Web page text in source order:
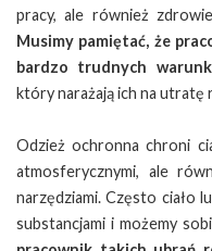
pracy, ale również
Musimy pamiętać, że
bardzo trudnych
który narażają ich na utratę
Odzież ochronna chroni
atmosferycznymi, ale
narzędziami. Często ciało
substancjami i możemy